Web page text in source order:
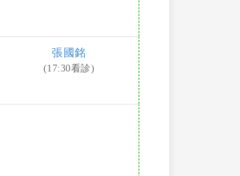
張國銘
(17:30看診)